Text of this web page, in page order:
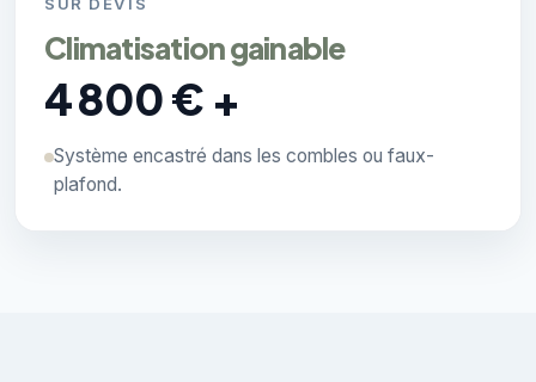
SUR DEVIS
Climatisation gainable
4 800 € +
Système encastré dans les combles ou faux-
plafond.